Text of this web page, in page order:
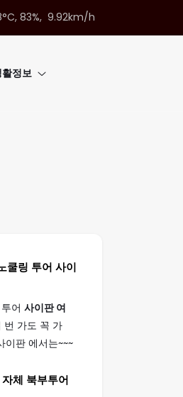
83%, 9.92km/h
정보
쿨링 투어 사이
어 사이판 여
번 가도 꼭 가
판 에서는~~~
체 북부투어